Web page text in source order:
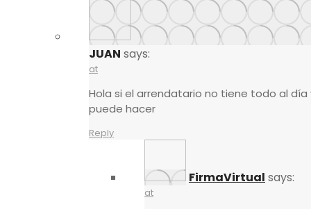
JUAN says:
at
Hola si el arrendatario no tiene todo al
puede hacer
Reply
FirmaVirtual says:
at